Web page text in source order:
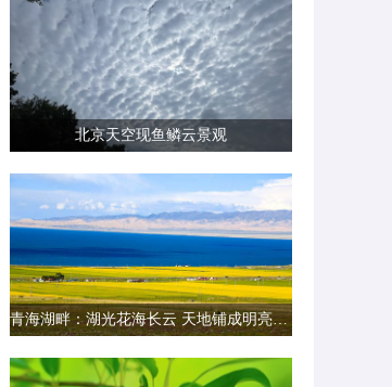
北京天空现鱼鳞云景观
青海湖畔：湖光花海长云 天地铺成明亮画卷